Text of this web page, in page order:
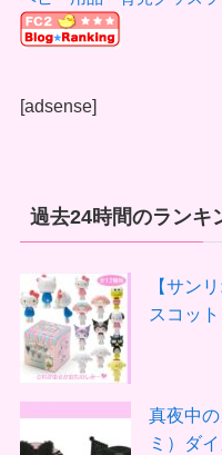
[adsense]
過去24時間のランキ
【サン
スコット
真夜中
ミ）ダ